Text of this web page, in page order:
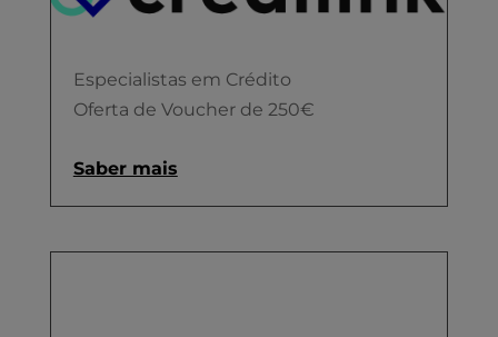
Especialistas em Crédito
Oferta de Voucher de 250€
Saber mais